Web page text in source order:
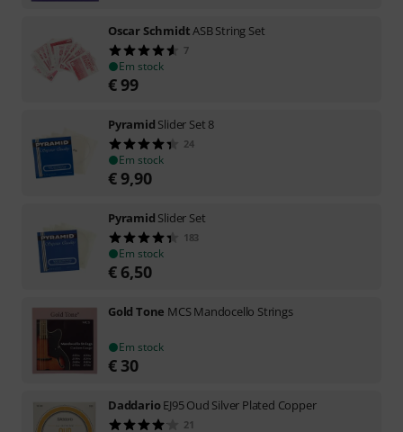
Oscar SchmidtASB String Set
7
Em stock
€99
Pyramid Slider Set 8
24
Em stock
€9,90
Pyramid Slider Set
183
Em stock
€ 6,50
Gold Tone MCS Mandocello Strings
Em stock
€ 30
DaddarioEJ95 Oud Silver Plated Copper
21